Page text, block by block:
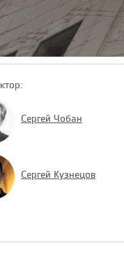
Сергей Чобан
Сергей Кузнецов